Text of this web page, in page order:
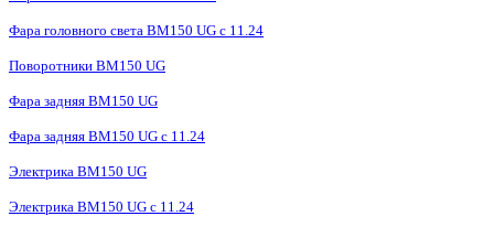
Фара головного света BM150 UG c 11.24
Поворотники BM150 UG
Фара задняя BM150 UG
Фара задняя BM150 UG с 11.24
Электрика BM150 UG
Электрика BM150 UG c 11.24